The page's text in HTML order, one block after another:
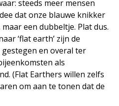
steeds meer mensen
dat onze blauwe knikker
een dubbeltje. Plat dus.
‘flat earth’ zijn de
en overal ter
als
(Flat Earthers willen zelfs
om aan te tonen dat de